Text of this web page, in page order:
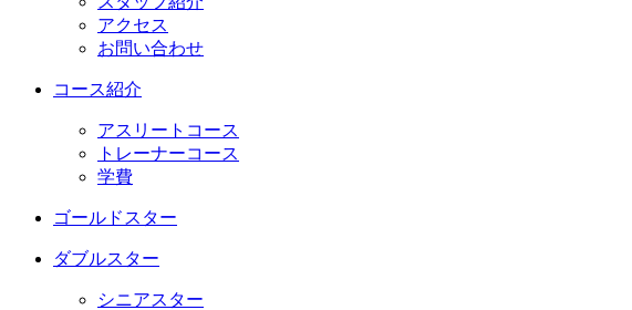
アクセス
お問い合わせ
コース紹介
アスリートコース
トレーナーコース
学費
ゴールドスター
ダブルスター
シニアスター